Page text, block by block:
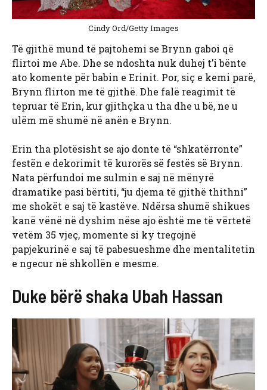
Cindy Ord/Getty Images
Të gjithë mund të pajtohemi se Brynn gaboi që
flirtoi me Abe. Dhe se ndoshta nuk duhej t’i bënte
ato komente për babin e Erinit. Por, siç e kemi parë,
Brynn flirton me të gjithë. Dhe falë reagimit të
tepruar të Erin, kur gjithçka u tha dhe u bë, ne u
ulëm më shumë në anën e Brynn.
Erin tha plotësisht se ajo donte të “shkatërronte”
festën e dekorimit të kurorës së festës së Brynn.
Nata përfundoi me sulmin e saj në mënyrë
dramatike pasi bërtiti, “ju djema të gjithë thithni”
me shokët e saj të kastëve. Ndërsa shumë shikues
kanë vënë në dyshim nëse ajo është me të vërtetë
vetëm 35 vjeç, momente si ky tregojnë
papjekurinë e saj të pabesueshme dhe mentalitetin
e ngecur në shkollën e mesme.
Duke bërë shaka Ubah Hassan